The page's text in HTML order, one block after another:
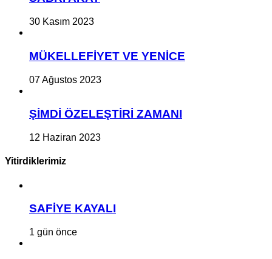
30 Kasım 2023
MÜKELLEFİYET VE YENİCE
07 Ağustos 2023
ŞİMDİ ÖZELEŞTİRİ ZAMANI
12 Haziran 2023
Yitirdiklerimiz
SAFİYE KAYALI
1 gün önce